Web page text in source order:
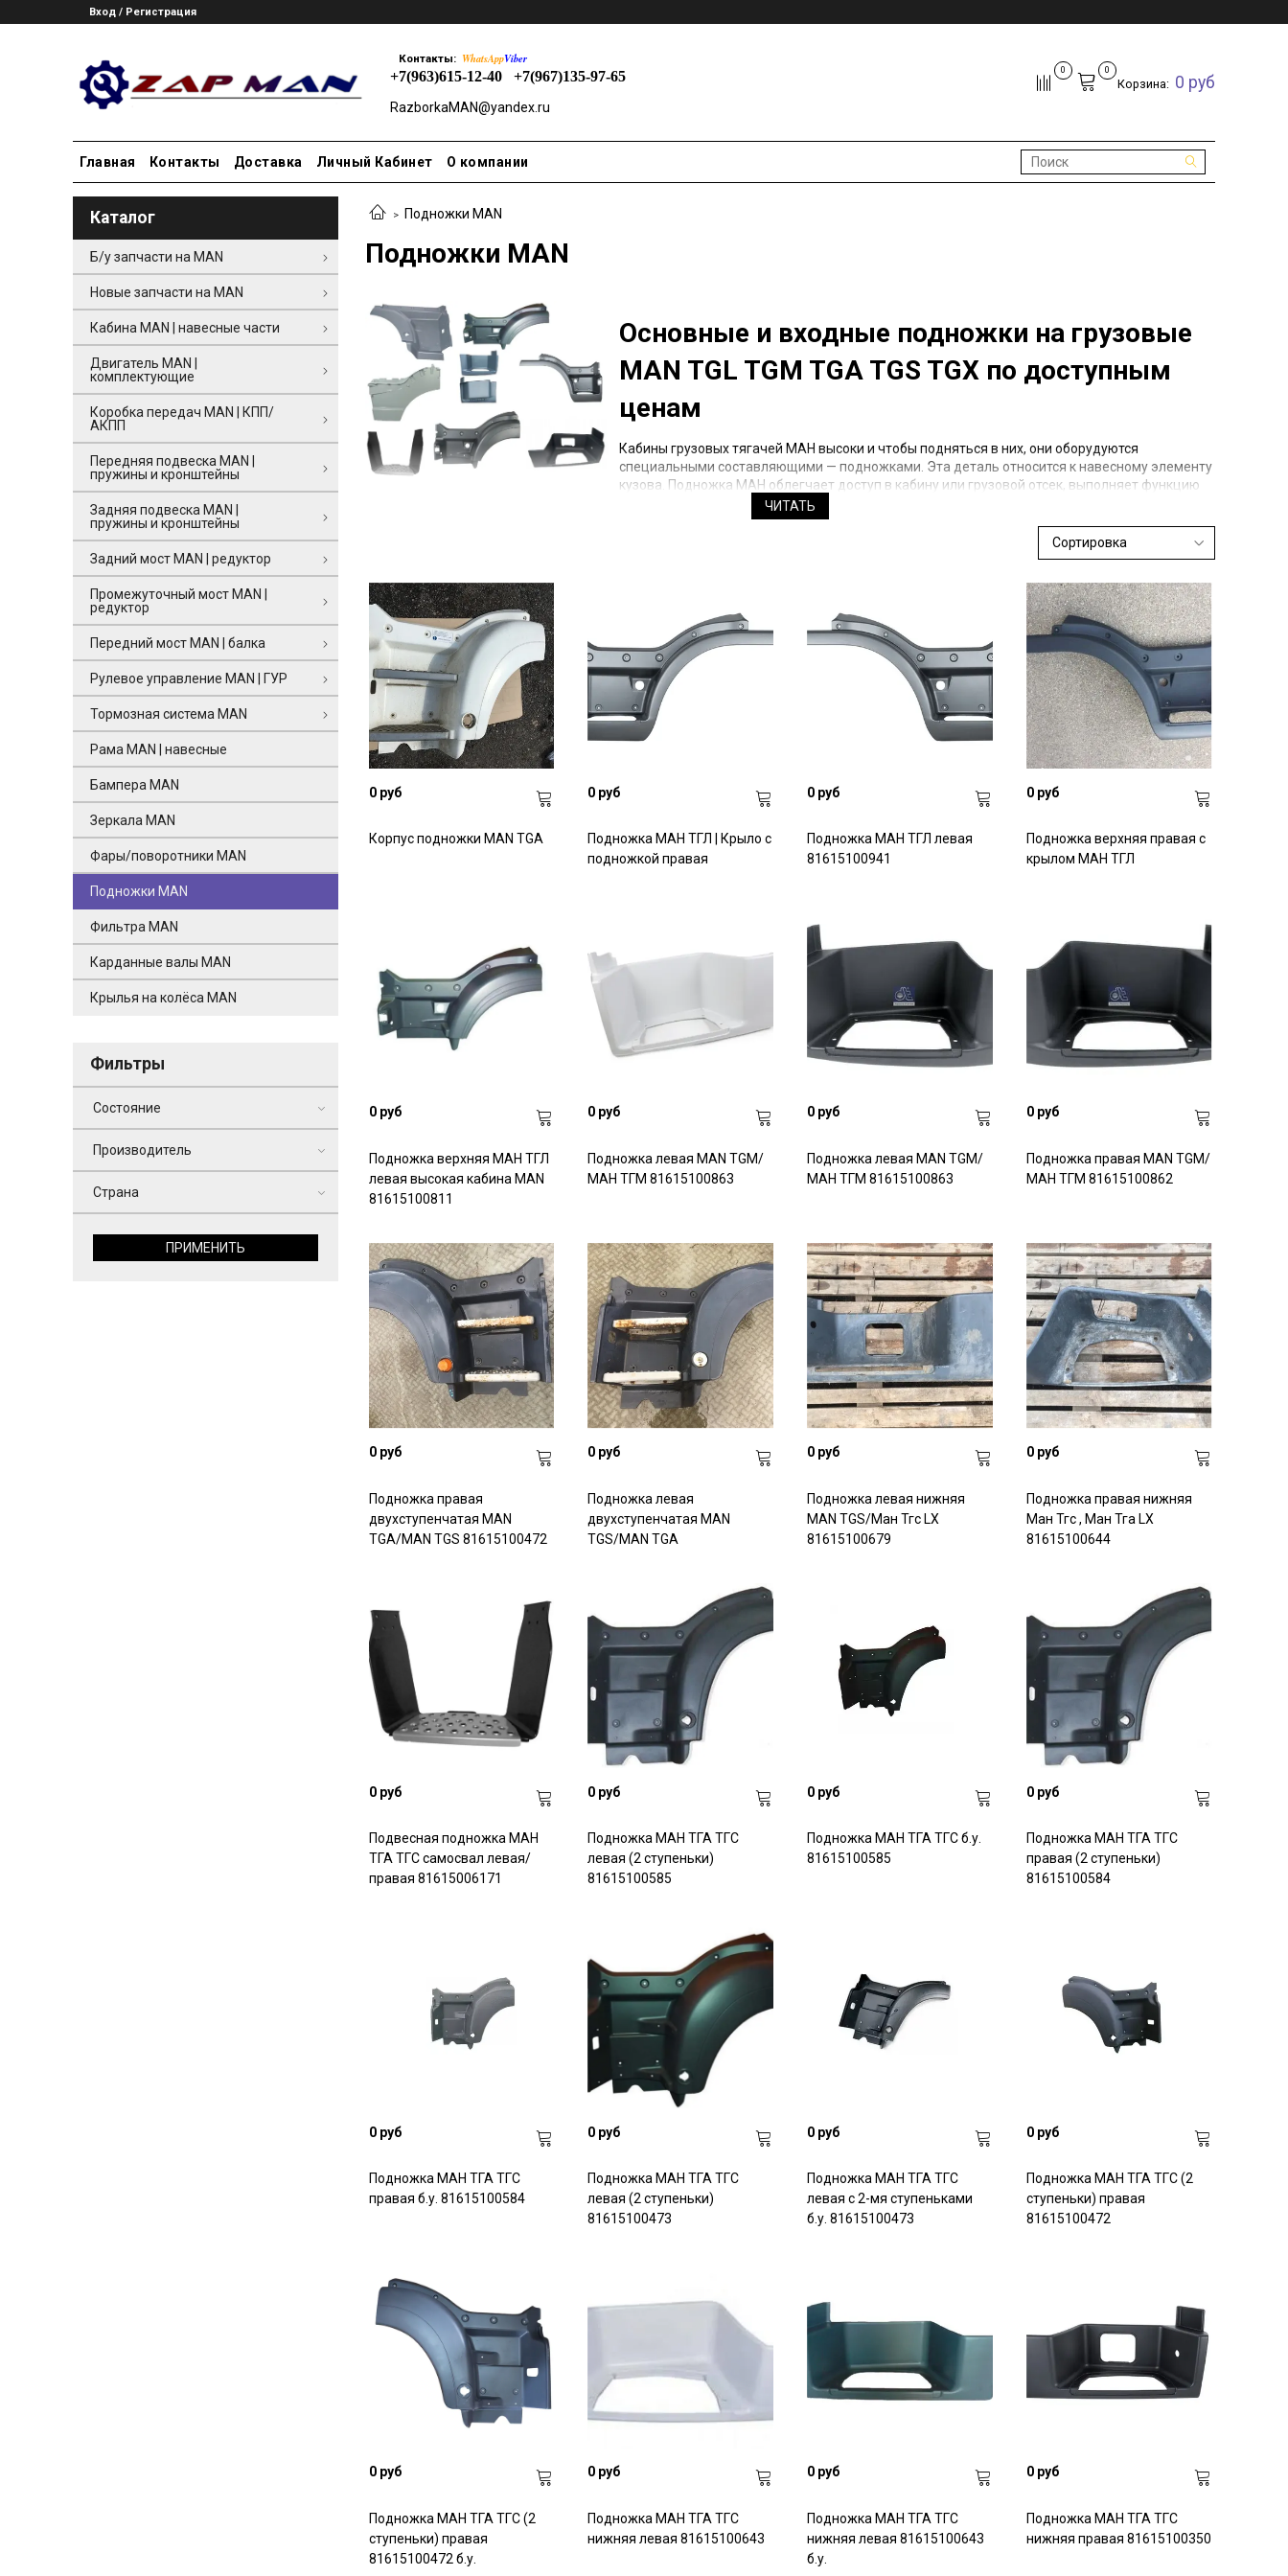
Вход / Регистрация
Контакты: WhatsAppViber
+7(963)615-12-40 +7(967)135-97-65
RazborkaMAN@yandex.ru
0 0
Корзина: 0 руб
Главная Контакты Доставка Личный Кабинет О компании
Подножки MAN
Подножки MAN
Основные и входные подножки на грузовые
MAN TGL TGM TGA TGS TGX по доступным
ценам
Кабины грузовых тягачей МАН высоки и чтобы подняться в них, они оборудуются
специальными составляющими — подножками. Эта деталь относится к навесному элементу
кузова. Подножка МАН облегчает доступ в кабину или грузовой отсек, выполняет функцию
защиты от царапин, деформирования, повреждений и грязи. Может использоваться для
подъема на крышу во время мойки авто или очистки стекла.
Подножка грузовика MAN необходима для удобства эксплуатации и для повышения
жесткости кузова. При этом запчасть довольно уязвимая, потому что принимает на себя
Если в вашем грузовике подножка пришла в негодность и ее нужно заменить, вы можете
найти подходящую в нашем каталоге: это как новые подножки, так и б.у. В наличии есть
левые и правые подножки, двухступенчатые, на самосвалы и тягачи МАН ТГА, МАН ТГЛ, МАН
ТГМ.
Все изделия произведены из высококачественных материалов, которые сохраняют свой
изначальный вид на протяжении долгого времени, а также придают индивидуальность и
безупречный внешний вид грузовика.
При изготовлении универсальных подножек используется достаточно прочный пластик.
Износостойкость пластика позволяет предотвратить повреждение кузова.
разрушиться. Если такое случилось, рекомендуем их поменять, ведь использование авто с
Монтаж подножек осуществляется с помощью нескольких болтов к каркасу кабины. При
правильной монтировке подножка MAN будет держаться крепко, обеспечивая комфорт и
поднятие водителя или попутчиков внутрь.
ЧИТАТЬ
0 руб
Корпус подножки MAN TGA
0 руб
Подножка МАН ТГЛ | Крыло с
подножкой правая
0 руб
Подножка МАН ТГЛ левая
81615100941
0 руб
Подножка верхняя правая с
крылом МАН ТГЛ
0 руб
Подножка верхняя МАН ТГЛ
левая высокая кабина MAN
81615100811
0 руб
Подножка левая MAN TGM/
МАН ТГМ 81615100863
0 руб
Подножка левая MAN TGM/
МАН ТГМ 81615100863
0 руб
Подножка правая MAN TGM/
МАН ТГМ 81615100862
0 руб
Подножка правая
двухступенчатая MAN
TGА/MAN TGS 81615100472
0 руб
Подножка левая
двухступенчатая MAN
TGS/MAN TGA
0 руб
Подножка левая нижняя
MAN TGS/Ман Тгс LX
81615100679
0 руб
Подножка правая нижняя
Ман Тгс , Ман Тга LX
81615100644
0 руб
Подвесная подножка МАН
ТГА ТГС самосвал левая/
правая 81615006171
0 руб
Подножка МАН ТГА ТГС
левая (2 ступеньки)
81615100585
0 руб
Подножка МАН ТГА ТГС б.у.
81615100585
0 руб
Подножка МАН ТГА ТГС
правая (2 ступеньки)
81615100584
0 руб
Подножка МАН ТГА ТГС
правая б.у. 81615100584
0 руб
Подножка МАН ТГА ТГС
левая (2 ступеньки)
81615100473
0 руб
Подножка МАН ТГА ТГС
левая с 2-мя ступеньками
б.у. 81615100473
0 руб
Подножка МАН ТГА ТГС (2
ступеньки) правая
81615100472
0 руб
Подножка МАН ТГА ТГС (2
ступеньки) правая
81615100472 б.у.
0 руб
Подножка МАН ТГА ТГС
нижняя левая 81615100643
0 руб
Подножка МАН ТГА ТГС
нижняя левая 81615100643
б.у.
0 руб
Подножка МАН ТГА ТГС
нижняя правая 81615100350
Каталог
Б/у запчасти на MAN
Новые запчасти на MAN
Кабина MAN | навесные части
Двигатель MAN |
комплектующие
Коробка передач MAN | КПП/
АКПП
Передняя подвеска MAN |
пружины и кронштейны
Задняя подвеска MAN |
пружины и кронштейны
Задний мост MAN | редуктор
Промежуточный мост MAN |
редуктор
Передний мост MAN | балка
Рулевое управление MAN | ГУР
Тормозная система MAN
Рама MAN | навесные
Бампера MAN
Зеркала MAN
Фары/поворотники MAN
Подножки MAN
Фильтра MAN
Карданные валы MAN
Крылья на колёса MAN
Фильтры
Состояние
Производитель
Страна
ПРИМЕНИТЬ